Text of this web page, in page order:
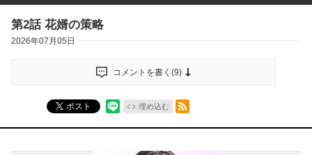
第2話 花婿の策略
2026年07月05日
コメントを書く(9)
ポスト 埋め込む
RSSフィード